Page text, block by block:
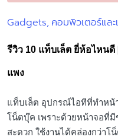
Posted
Gadgets คอมพิวเตอร์แล
รีวิว 10 แท็บเล็ต ยี่ห้อไหน
แพง
แท็บเล็ต อุปกรณ์ไอทีที่ทำหน้
โน็ตบุ๊ค เพราะด้วยหน้าจอที่
สะดวก ใช้งานได้คล่องกว่าโ